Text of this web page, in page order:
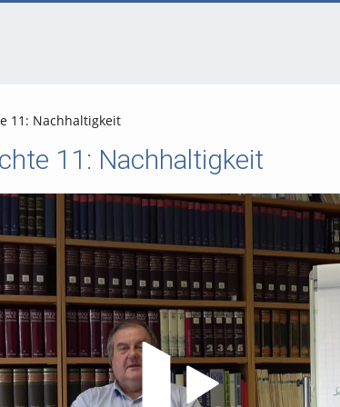
11: Nachhaltigkeit
11: Nachhaltigkeit
Video abspielen